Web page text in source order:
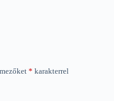
* karakterrel